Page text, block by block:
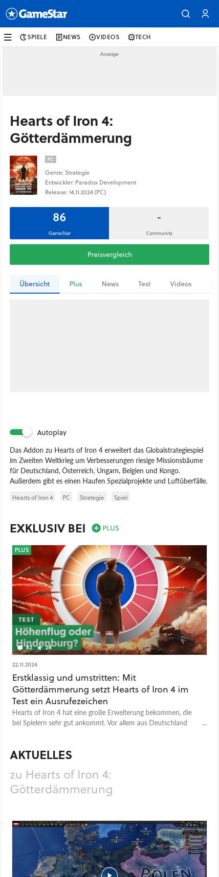
SPIELE NEWS VIDEOS TECH
Hearts of Iron 4:
Götterdämmerung
PC
Genre: Strategie
Entwickler: Paradox Development
Release: 14.11.2024 (PC)
86
GameStar
-
Community
Preisvergleich
Übersicht Plus News Test Videos
Autoplay
Das Addon zu Hearts of Iron 4 erweitert das Globalstrategiespiel
im Zweiten Weltkrieg um Verbesserungen riesige Missionsbäume
für Deutschland, Österreich, Ungarn, Belgien und Kongo.
Außerdem gibt es einen Haufen Spezialprojekte und Luftüberfälle.
Hearts of Iron 4 PC Strategie
Spiel
Paradox Development
EXKLUSIV BEI
82 24
PLUS
22.11.2024
Erstklassig und umstritten: Mit
Götterdämmerung setzt Hearts of Iron 4 im
Test ein Ausrufezeichen
Hearts of Iron 4 hat eine große Erweiterung bekommen, die
bei Spielern sehr gut ankommt. Vor allem aus Deutschland
AKTUELLES
zu Hearts of Iron 4:
Götterdämmerung